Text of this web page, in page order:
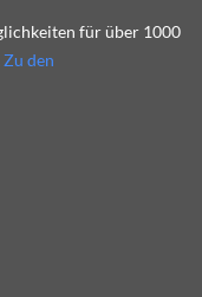
für über 1000
Zu den